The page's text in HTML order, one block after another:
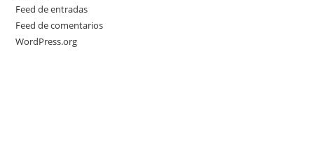
Feed de entradas
Feed de comentarios
WordPress.org